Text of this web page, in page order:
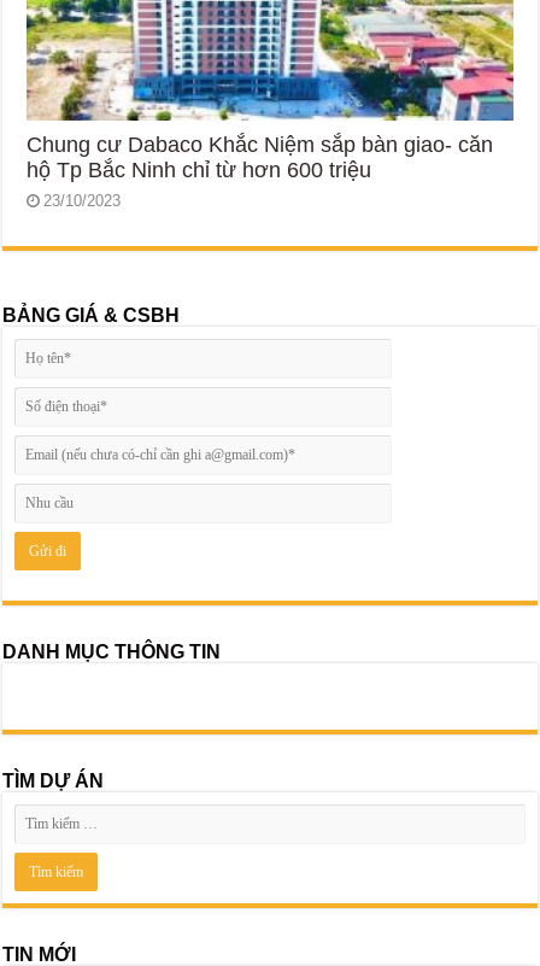
Chung cư Dabaco Khắc Niệm sắp bàn giao- căn
hộ Tp Bắc Ninh chỉ từ hơn 600 triệu
23/10/2023
BẢNG GIÁ & CSBH
DANH MỤC THÔNG TIN
TÌM DỰ ÁN
TIN MỚI